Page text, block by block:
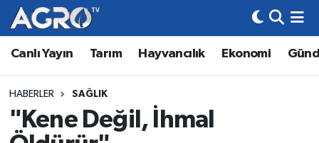
Canlı Yayın Tarım Hayvancılık Ekonomi
HABERLER SAĞLIK
"Kene Değil, İhmal
Hava Durumu
Trafik Durumu
Süper Lig Puan Durumu ve Fikstür